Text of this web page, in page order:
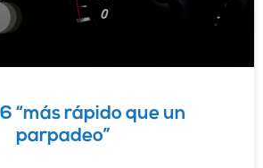
“más rápido que un
parpadeo”